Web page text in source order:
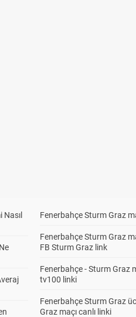
Fenerbahçe Sturm Graz
Fenerbahçe Sturm Graz
FB Sturm Graz link
Fenerbahçe - Sturm Graz
tv100 linki
Fenerbahçe Sturm Graz
Graz maçı canlı linki